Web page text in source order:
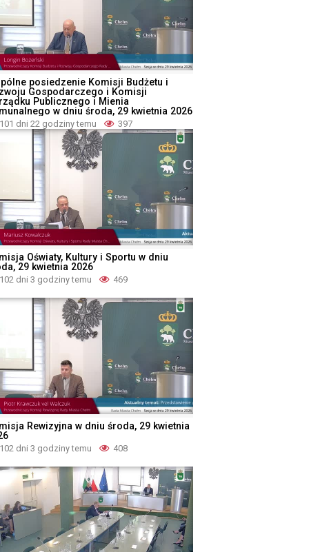
posiedzenie Komisji Budżetu i
Gospodarczego i Komisji
Publicznego i Mienia
w dniu środa, 29 kwietnia 2026
101 dni 22 godziny temu 397
Oświaty, Kultury i Sportu w dniu
29 kwietnia 2026
102 dni 3 godziny temu 469
Rewizyjna w dniu środa, 29 kwietnia
102 dni 3 godziny temu 408